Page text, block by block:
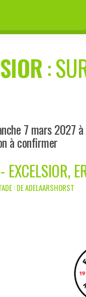
:
7 mars 2027
à confirmer
: DE ADELAARSHORST